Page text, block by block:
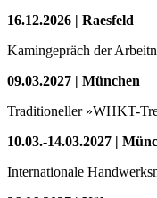
16.12.2026 | Raesfeld
Kamingepräch der
09.03.2027 | München
Traditioneller »WHKT-
10.03.-14.03.2027 |
Internationale